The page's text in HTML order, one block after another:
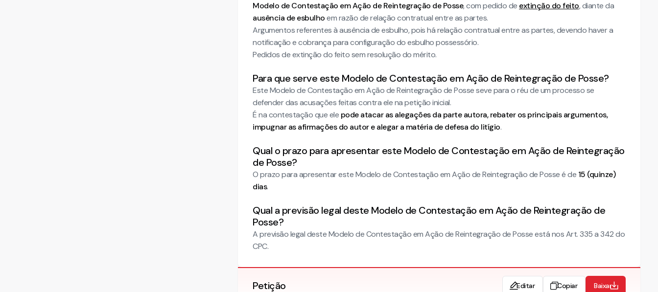
Modelo de Contestação em Ação de Reintegração de Posse, com pedido de extinção do feito, diante da
ausência de esbulhoem razão de relação contratual entre as partes.
Argumentos referentes à ausência de esbulho, pois há relação contratual entre as partes, devendo haver a
notificação e cobrança para configuração do esbulho possessório.
Pedidos de extinção do feito sem resolução do mérito.
Para que serve este Modelo de Contestação em Ação de Reintegração de Posse?
Este Modelo de Contestação em Ação de Reintegração de Posse seve para o réu de um processo se
defender das acusações feitas contra ele na petição inicial.
É na contestação que ele pode atacar as alegações da parte autora, rebater os principais argumentos,
impugnar as afirmações do autor e alegar a matéria de defesa do litígio.
Qual o prazo para apresentar este Modelo de Contestação em Ação de Reintegração
de Posse?
O prazo para apresentar este Modelo de Contestação em Ação de Reintegração de Posse é de 15 (quinze)
dias.
Qual a previsão legal deste Modelo de Contestação em Ação de Reintegração de
Posse?
A previsão legal deste Modelo de Contestação em Ação de Reintegração de Posse está nos Art. 335 a 342 do
CPC.
Petição Editar Copiar Baixar